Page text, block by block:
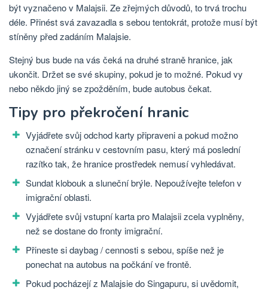
být vyznačeno v Malajsii. Ze zřejmých důvodů, to trvá trochu
déle. Přinést svá zavazadla s sebou tentokrát, protože musí být
stíněny před zadáním Malajsie.
Stejný bus bude na vás čeká na druhé straně hranice, jak
ukončit. Držet se své skupiny, pokud je to možné. Pokud vy
nebo někdo jiný se zpožděním, bude autobus čekat.
Tipy pro překročení hranic
Vyjádřete svůj odchod karty připraveni a pokud možno
označení stránku v cestovním pasu, který má poslední
razítko tak, že hranice prostředek nemusí vyhledávat.
Sundat klobouk a sluneční brýle. Nepoužívejte telefon v
imigrační oblasti.
Vyjádřete svůj vstupní karta pro Malajsii zcela vyplněny,
než se dostane do fronty imigrační.
Přineste si daybag / cennosti s sebou, spíše než je
ponechat na autobus na počkání ve frontě.
Pokud pocházejí z Malajsie do Singapuru, si uvědomit,